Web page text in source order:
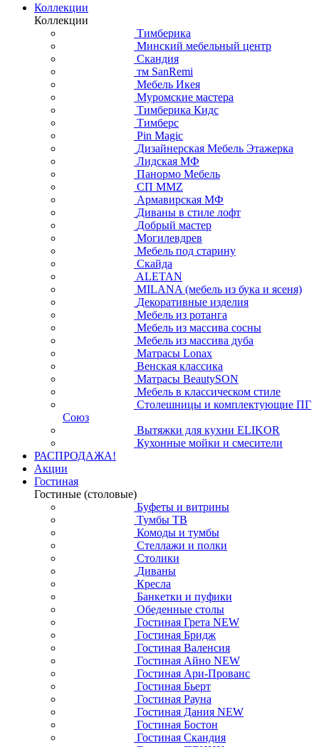
Коллекции
Коллекции
Тимберика
Минский мебельный центр
Скандия
тм SanRemi
Мебель Икея
Муромские мастера
Тимберика Кидс
Тимберс
Pin Magic
Дизайнерская Мебель Этажерка
Лидская МФ
Панормо Мебель
СП ММZ
Армавирская МФ
Диваны в стиле лофт
Добрый мастер
Могилевдрев
Мебель под старину
Скайда
ALETAN
MILANA (мебель из бука и ясеня)
Декоративные изделия
Мебель из ротанга
Мебель из массива сосны
Мебель из массива дуба
Матрасы Lonax
Венская классика
Матрасы BeautySON
Мебель в классическом стиле
Столешницы и комплектующие ПГ
Союз
Вытяжки для кухни ELIKOR
Кухонные мойки и смесители
РАСПРОДАЖА!
Акции
Гостиная
Гостиные (столовые)
Буфеты и витрины
Тумбы ТВ
Комоды и тумбы
Стеллажи и полки
Столики
Диваны
Кресла
Банкетки и пуфики
Обеденные столы
Гостиная Грета NEW
Гостиная Бридж
Гостиная Валенсия
Гостиная Айно NEW
Гостиная Ари-Прованс
Гостиная Бьерт
Гостиная Рауна
Гостиная Дания NEW
Гостиная Бостон
Гостиная Скандия